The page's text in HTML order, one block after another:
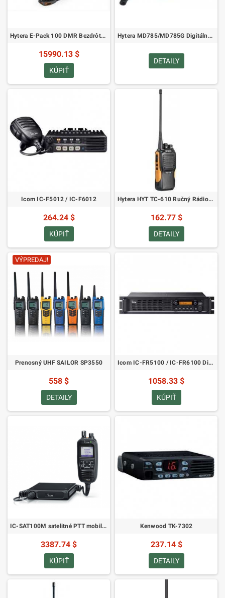
Hytera E-Pack 100 DMR Bezdrôtový Ad Hoc Repeater
15990.13 $
KÚPIŤ
Hytera MD785/MD785G Digitálne mobilné rádio
DETAILY
Icom IC-F5012 / IC-F6012
264.24 $
KÚPIŤ
Hytera HYT TC-610 Ručný Rádioprijímač
162.77 $
DETAILY
VÝPREDAJ!
Prenosný UHF SAILOR SP3550
558 $
DETAILY
Icom IC-FR5100 / IC-FR6100 Digitálny PMR IDAS Opakovač
1058.33 $
KÚPIŤ
IC-SAT100M satelitné PTT mobilné rádio
3387.74 $
KÚPIŤ
Kenwood TK-7302
237.14 $
DETAILY